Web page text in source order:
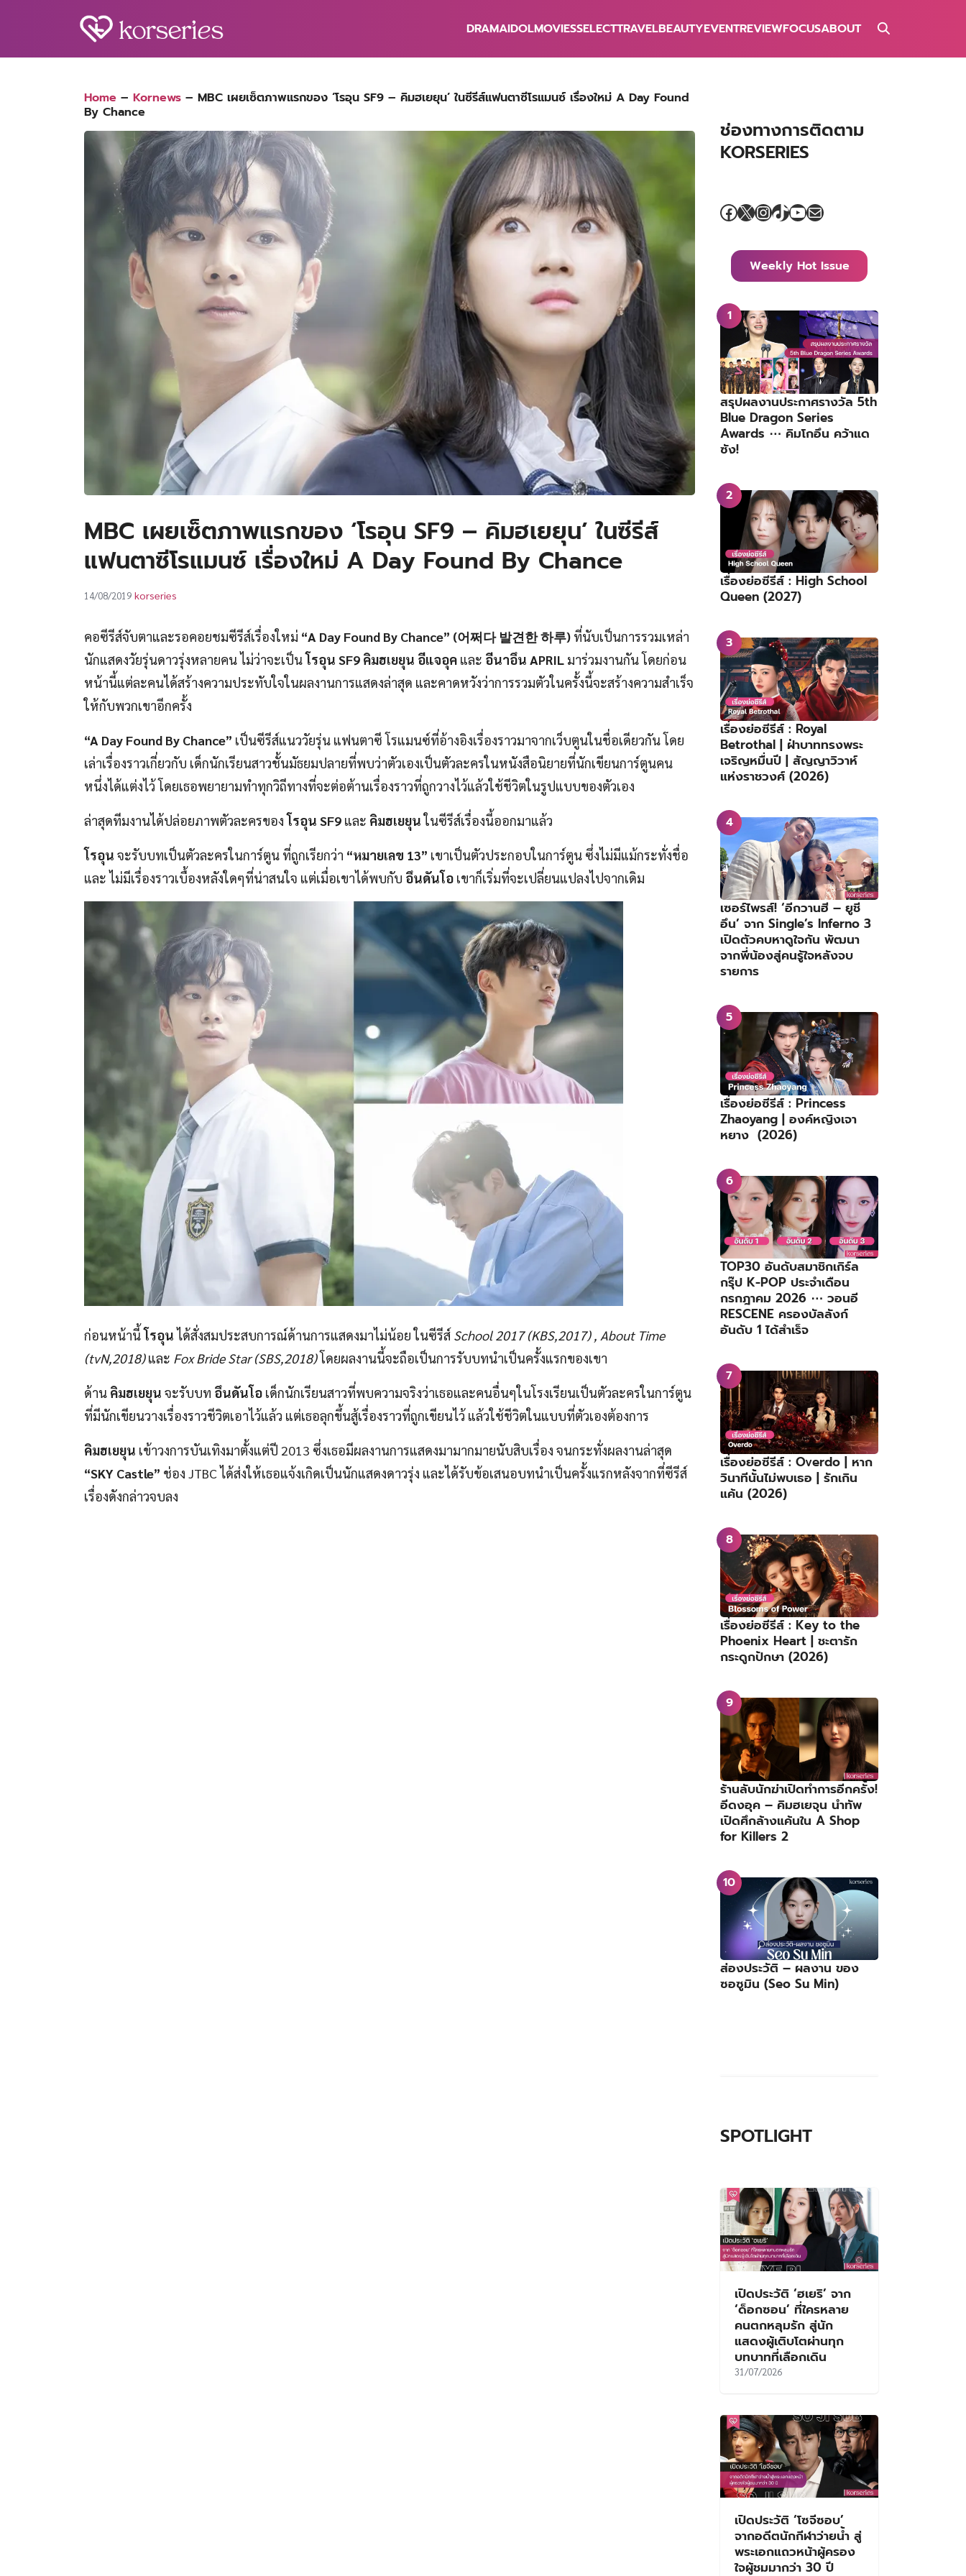
DRAMAIDOLMOVIESSELECTTRAVELBEAUTYEVENTREVIEWFOCUSABOUT
Home – Kornews – MBC เผยเซ็ตภาพแรกของ ‘โรอุน SF9 – คิมฮเยยุน’ ในซีรีส์แฟนตาซีโรแมนซ์ เรื่องใหม่ A Day Found
By Chance
MBC เผยเซ็ตภาพแรกของ ‘โรอุน SF9 – คิมฮเยยุน’ ในซีรีส์
แฟนตาซีโรแมนซ์ เรื่องใหม่ A Day Found By Chance
14/08/2019 korseries
คอซีรีส์จับตาและรอคอยชมซีรีส์เรื่องใหม่ “A Day Found By Chance” (어쩌다 발견한 하루) ที่นับเป็นการรวมเหล่า
นักแสดงวัยรุ่นดาวรุ่งหลายคน ไม่ว่าจะเป็นโรอุน SF9 คิมฮเยยุน อีแจอุค และ อีนาอึน APRIL มาร่วมงานกัน โดยก่อน
หน้านี้แต่ละคนได้สร้างความประทับใจในผลงานการแสดงล่าสุด และคาดหวังว่าการรวมตัวในครั้งนี้จะสร้างความสำเร็จ
ให้กับพวกเขาอีกครั้ง
“A Day Found By Chance” เป็นซีรีส์แนววัยรุ่น แฟนตาซี โรแมนซ์ที่อ้างอิงเรื่องราวมาจากเว็บตูนในชื่อเดียวกัน โดย
เล่าเรื่องราวเกี่ยวกับ เด็กนักเรียนสาวชั้นมัธยมปลายที่พบว่าตัวเองเป็นตัวละครในหนังสือนิยายที่นักเขียนการ์ตูนคน
หนึ่งได้แต่งไว้ โดยเธอพยายามทำทุกวิถีทางที่จะต่อต้านเรื่องราวที่ถูกวางไว้แล้วใช้ชีวิตในรูปแบบของตัวเอง
ล่าสุดทีมงานได้ปล่อยภาพตัวละครของโรอุน SF9 และ คิมฮเยยุนในซีรีส์เรื่องนี้ออกมาแล้ว
โรอุน จะรับบทเป็นตัวละครในการ์ตูน ที่ถูกเรียกว่า “หมายเลข 13” เขาเป็นตัวประกอบในการ์ตูน ซึ่งไม่มีแม้กระทั่งชื่อ
และ ไม่มีเรื่องราวเบื้องหลังใดๆที่น่าสนใจ แต่เมื่อเขาได้พบกับ อึนดันโอ เขาก็เริ่มที่จะเปลี่ยนแปลงไปจากเดิม
ก่อนหน้านี้โรอุน ได้สั่งสมประสบการณ์ด้านการแสดงมาไม่น้อย ในซีรีส์ School 2017 (KBS,2017) , About Time
(tvN,2018)และ Fox Bride Star (SBS,2018)โดยผลงานนี้จะถือเป็นการรับบทนำเป็นครั้งแรกของเขา
ด้าน คิมฮเยยุน จะรับบท อึนดันโอ เด็กนักเรียนสาวที่พบความจริงว่าเธอและคนอื่นๆในโรงเรียนเป็นตัวละครในการ์ตูน
ที่มีนักเขียนวางเรื่องราวชีวิตเอาไว้แล้ว แต่เธอลุกขึ้นสู้เรื่องราวที่ถูกเขียนไว้ แล้วใช้ชีวิตในแบบที่ตัวเองต้องการ
คิมฮเยยุน เข้าวงการบันเทิงมาตั้งแต่ปี 2013 ซึ่งเธอมีผลงานการแสดงมามากมายนับสิบเรื่อง จนกระทั่งผลงานล่าสุด
“SKY Castle” ช่อง JTBC ได้ส่งให้เธอแจ้งเกิดเป็นนักแสดงดาวรุ่ง และได้รับข้อเสนอบทนำเป็นครั้งแรกหลังจากที่ซีรีส์
เรื่องดังกล่าวจบลง
ช่องทางการติดตาม
KORSERIES
Facebook
X Instagram
TikTok
YouTube
Mail
Weekly Hot Issue
สรุปผลงานประกาศรางวัล 5th
Blue Dragon Series
Awards ⋯ คิมโกอึน คว้าแด
ซัง!
เรื่องย่อซีรีส์ : High School
Queen (2027)
เรื่องย่อซีรีส์ : Royal
Betrothal | ฝ่าบาททรงพระ
เจริญหมื่นปี | สัญญาวิวาห์
แห่งราชวงศ์ (2026)
เซอร์ไพรส์! ‘อีกวานฮี – ยูชี
อึน’ จาก Single’s Inferno 3
เปิดตัวคบหาดูใจกัน พัฒนา
จากพี่น้องสู่คนรู้ใจหลังจบ
รายการ
เรื่องย่อซีรีส์ : Princess
Zhaoyang | องค์หญิงเจา
หยาง (2026)
TOP30 อันดับสมาชิกเกิร์ล
กรุ๊ป K-POP ประจำเดือน
กรกฎาคม 2026 ⋯ วอนอี
RESCENE ครองบัลลังก์
อันดับ 1 ได้สำเร็จ
เรื่องย่อซีรีส์ : Overdo | หาก
วินาทีนั้นไม่พบเธอ | รักเกิน
แค้น (2026)
เรื่องย่อซีรีส์ : Key to the
Phoenix Heart | ชะตารัก
กระดูกปักษา (2026)
ร้านลับนักฆ่าเปิดทำการอีกครั้ง!
อีดงอุค – คิมฮเยจุน นำทัพ
เปิดศึกล้างแค้นใน A Shop
for Killers 2
ส่องประวัติ – ผลงาน ของ
ซอซูมิน (Seo Su Min)
SPOTLIGHT
เปิดประวัติ ‘ฮเยริ’ จาก
‘ด็อกซอน’ ที่ใครหลาย
คนตกหลุมรัก สู่นัก
แสดงผู้เติบโตผ่านทุก
บทบาทที่เลือกเดิน
31/07/2026
เปิดประวัติ ‘โซจีซอบ’
จากอดีตนักกีฬาว่ายน้ำ สู่
พระเอกแถวหน้าผู้ครอง
ใจผู้ชมมากว่า 30 ปี